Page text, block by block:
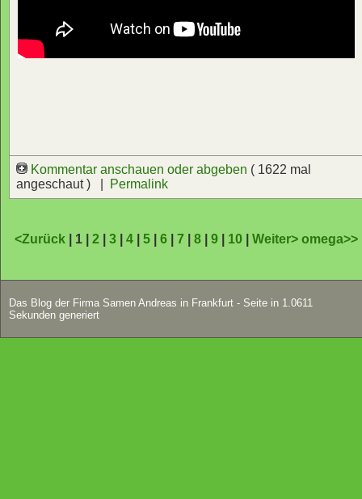
Kommentar anschauen oder abgeben ( 1622 mal
angeschaut ) |
Permalink
<Zurück | 1 |2 |3 |4 |5 |6 |7 |8 |9 10 |Weiter>omega>>
Das Blog der Firma Samen Andreas in Frankfurt - Seite in 1.0611
Sekunden generiert